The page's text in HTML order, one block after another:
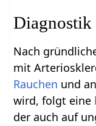
Diagnostik
Nach
mit
Rauchen und
wird, folgt eine
der auch auf